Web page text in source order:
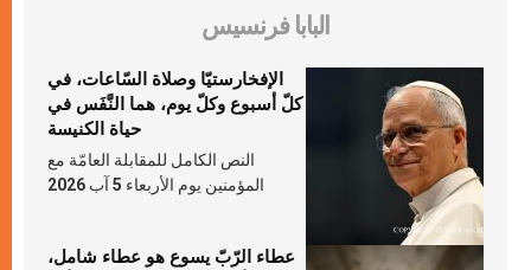
البابا فرنسيس
الإفخارستيّا وصلاة السّاعات، في
كلّ أسبوع وكلّ يوم، هما النَّفَس في
حياة الكنيسة
النص الكامل للمقابلة العامّة مع
المؤمنين يوم الأربعاء 5 آب 2026
عطاء الرّبّ يسوع هو عطاء شامل،